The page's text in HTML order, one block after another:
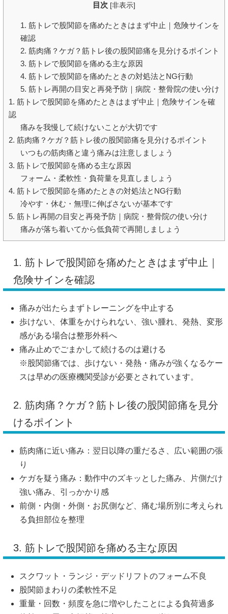
目次 [非表示]
1. 筋トレで股関節を痛めたときはまず中止｜危険サインを
確認
2. 筋肉痛？ケガ？筋トレ後の股関節痛を見分けるポイント
3. 筋トレで股関節を痛める主な原因
4. 筋トレで股関節を痛めたときの対処法とNG行動
5. 筋トレ再開の目安と再発予防｜病院・整骨院の使い分け
1. 筋トレで股関節を痛めたときはまず中止｜危険サインを確
認
痛みを我慢して続けないことが大切です
2. 筋肉痛？ケガ？筋トレ後の股関節痛を見分けるポイント
いつもの筋肉痛と違う痛みは注意しましょう
3. 筋トレで股関節を痛める主な原因
フォーム・柔軟性・負荷量を見直しましょう
4. 筋トレで股関節を痛めたときの対処法とNG行動
冷やす・休む・無理に伸ばさないが基本です
5. 筋トレ再開の目安と再発予防｜病院・整骨院の使い分け
痛みが落ち着いてから低負荷で再開しましょう
1. 筋トレで股関節を痛めたときはまず中止｜
危険サインを確認
痛みが出たらまずトレーニングを中止する
歩けない、体重をかけられない、強い腫れ、発熱、変形
感がある場合は整形外科へ
痛み止めでごまかして続けるのは避ける
※股関節痛では、歩けない・発熱・痛みが強くなるケー
スは早めの医療機関受診が必要とされています。
2. 筋肉痛？ケガ？筋トレ後の股関節痛を見分
けるポイント
筋肉痛に近い痛み：翌日以降の重だるさ、広い範囲の張
り
ケガを疑う痛み：動作中のズキッとした痛み、片側だけ
強い痛み、引っかかり感
前側・内側・外側・お尻側など、痛む場所別に考えられ
る負担部位を整理
3. 筋トレで股関節を痛める主な原因
スクワット・ランジ・デッドリフトのフォーム不良
股関節まわりの柔軟性不足
重量・回数・頻度を急に増やしたことによる負荷過多